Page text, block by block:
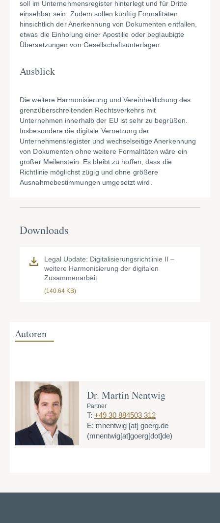
soll im Unternehmensregister hinterlegt und für Dritte
einsehbar sein. Zudem sollen künftig Formalitäten
hinsichtlich der Anerkennung von Dokumenten entfallen,
etwas die Einholung einer Apostille oder beglaubigte
Übersetzungen von Gesellschaftsunterlagen.
Ausblick
Die weitere Harmonisierung und Vereinheitlichung des
grenzüberschreitenden Rechtsverkehrs mit
Unternehmen innerhalb der EU ist sehr zu begrüßen.
Insbesondere die digitale Vernetzung der
Unternehmensregister und wechselseitige Anerkennung
von Dokumenten ohne weitere Formalitäten wäre ein
großer Meilenstein. Es bleibt zu hoffen, dass die
Richtlinie möglichst zügig und ohne größere
Ausnahmebestimmungen umgesetzt wird.
Downloads
Legal Update: Digitalisierungsrichtlinie II –
weitere Harmonisierung der digitalen
Zusammenarbeit
(140.64 KB)
Autoren
Dr. Martin Nentwig
Partner
T: +49 30 884503 312
E: mnentwig [at] goerg.de
(mnentwig[at]goerg[dot]de)